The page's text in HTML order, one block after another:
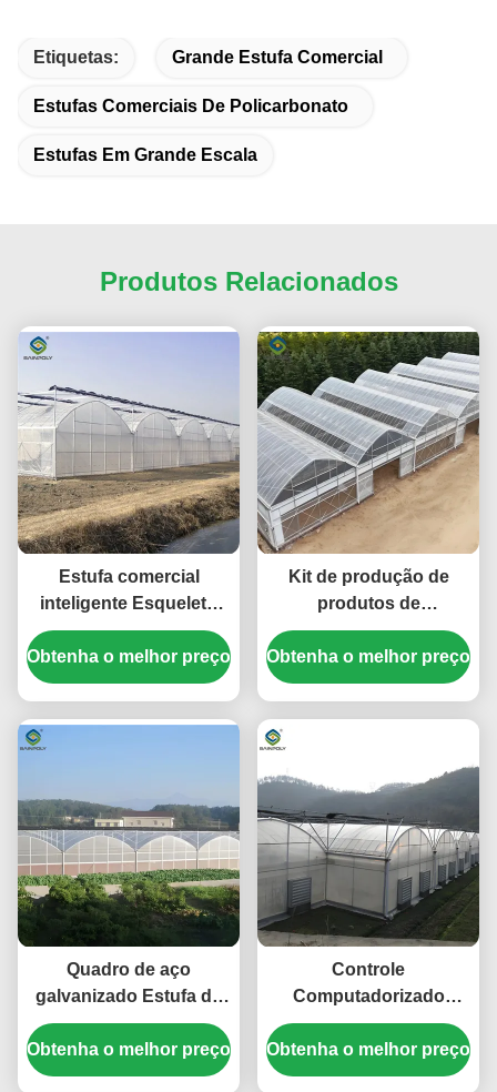
Etiquetas: Grande Estufa Comercial
Estufas Comerciais De Policarbonato
Estufas Em Grande Escala
Produtos Relacionados
Estufa comercial
inteligente Esqueleto
contínuo Estufa vegetal
Obtenha o melhor preço
Kit de produção de
produtos de
aquecimento global de
policarbonato
Obtenha o melhor preço
Quadro de aço
galvanizado Estufa de
película de plástico
econômica para
crescimento óptimo
Obtenha o melhor preço
Controle
Computadorizado
Estufas Agropecuárias
Vegetais Estufas de
cultivo Tamanho
Obtenha o melhor preço